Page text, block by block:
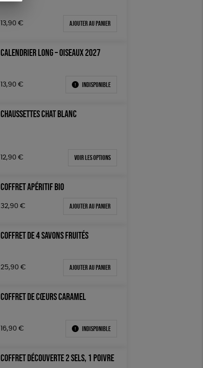
Fabriqué en Europe
13,90 € Ajouter au panier
CALENDRIER LONG – OISEAUX 2027
13,90 € Indisponible
CHAUSSETTES CHAT BLANC
12,90 € Voir les options
COFFRET APÉRITIF BIO
32,90 € Ajouter au panier
COFFRET DE 4 SAVONS FRUITÉS
25,90 € Ajouter au panier
COFFRET DE CŒURS CARAMEL
16,90 € Indisponible
COFFRET DÉCOUVERTE 2 SELS, 1 POIVRE